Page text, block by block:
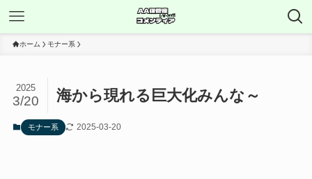
ホーム モナー系
海から現れる巨大化みんな～
2025
3/20
モナー系 2025-03-20